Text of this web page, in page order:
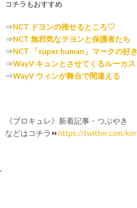
コチラもおすすめ
⇒NCT ドヨンの推せるところ♡
⇒NCT 無邪気なテヨンと保護者たち
⇒NCT 「super human」マークの好
⇒WayV キュンとさせてくるルーカス
⇒WayV ウィンが舞台で間違える
《ブロキュレ》新着記事・つぶやき
などはコチラ⏩https://twitter.com/